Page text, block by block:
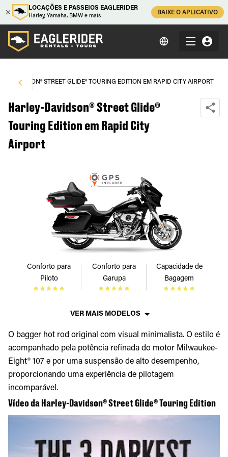
LOCAÇÕES E PASSEIOS EAGLERIDER
Harley, Yamaha, BMW e mais
BAIXE O APLICATIVO
DAVIDSON® STREET GLIDE® TOURING EDITION EM RAPID CITY AIRPORT
Harley-Davidson® Street Glide®
Touring Edition em Rapid City
Airport
Conforto para
Piloto
Conforto para
Garupa
Capacidade de
Bagagem
VER MAIS MODELOS
O bagger hot rod original com visual minimalista. O estilo é
acompanhado pela potência refinada do motor Milwaukee-
Eight® 107 e por uma suspensão de alto desempenho,
proporcionando uma experiência de pilotagem
incomparável.
Vídeo da Harley-Davidson® Street Glide® Touring Edition